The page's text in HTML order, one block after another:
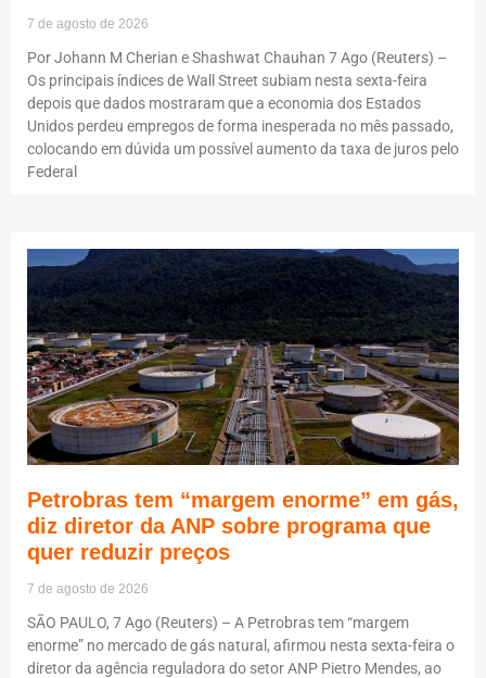
7 de agosto de 2026
Por Johann M Cherian e Shashwat Chauhan 7 Ago (Reuters) –
Os principais índices de Wall Street subiam nesta sexta-feira
depois que dados mostraram que a economia dos Estados
Unidos perdeu empregos de forma inesperada no mês passado,
colocando em dúvida um possível aumento da taxa de juros pelo
Federal
Petrobras tem “margem enorme” em gás,
diz diretor da ANP sobre programa que
quer reduzir preços
7 de agosto de 2026
SÃO PAULO, 7 Ago (Reuters) – A Petrobras tem “margem
enorme” no mercado de gás natural, afirmou nesta sexta-feira o
diretor da agência reguladora do setor ANP Pietro Mendes, ao